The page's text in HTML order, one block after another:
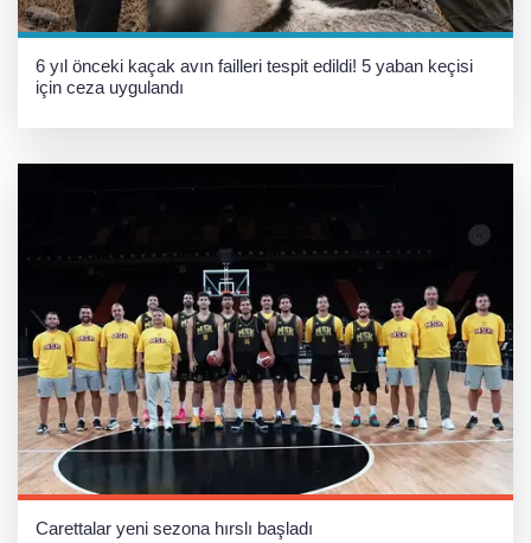
6 yıl önceki kaçak avın failleri tespit edildi! 5 yaban keçisi
için ceza uygulandı
Carettalar yeni sezona hırslı başladı